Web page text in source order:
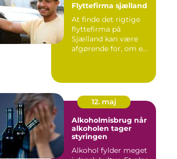
Flyttefirma sjælland
At finde det rigtige
flyttefirma på
Sjælland kan være
afgørende for, om en
12. maj
Alkoholmisbrug når
alkoholen tager
styringen
Alkohol fylder meget